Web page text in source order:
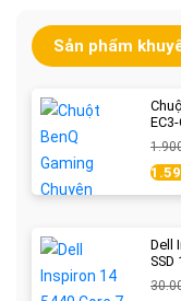
Sản phẩm
Dell
SSD
Blue